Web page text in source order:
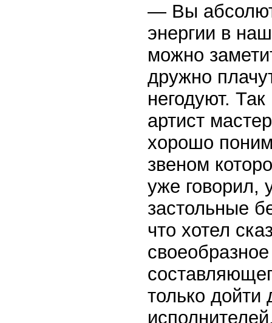
— Вы
энергии в
можно
дружно
негодуют.
артист
хорошо
звеном
уже говорил,
застольные
что хотел
только дойти